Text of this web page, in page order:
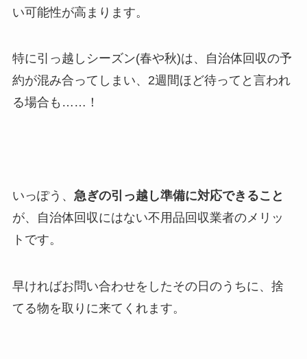
い可能性が高まります。
特に引っ越しシーズン(春や秋)は、自治体回収の予
約が混み合ってしまい、2週間ほど待ってと言われ
る場合も……！
いっぽう、 急ぎの引っ越し準備に対応できること
が、自治体回収にはない不用品回収業者のメリッ
トです。
早ければお問い合わせをしたその日のうちに、捨
てる物を取りに来てくれます。